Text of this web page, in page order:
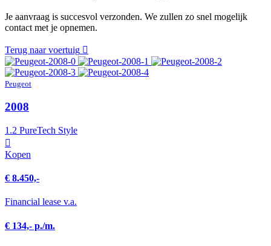
Je aanvraag is succesvol verzonden. We zullen zo snel mogelijk
contact met je opnemen.
Terug naar voertuig
Peugeot
2008
1.2 PureTech Style
Kopen
€ 8.450,-
Financial lease v.a.
€ 134,- p./m.